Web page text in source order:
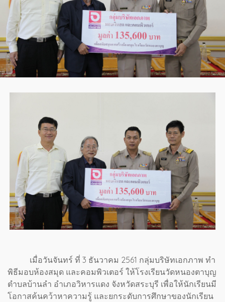
เมื่อวันจันทร์ ที่ 3 ธันวาคม 2561 กลุ่มบริษัทเอกภาพ ทำ
พิธีมอบห้องสมุด และคอมพิวเตอร์ ให้โรงเรียนวัดหนองตาบุญ
ตำบลบ้านลำ อำเภอวิหารแดง จังหวัดสระบุรี เพื่อให้นักเรียนมี
โอกาสค้นคว้าหาความรู้ และยกระดับการศึกษาของนักเรียน